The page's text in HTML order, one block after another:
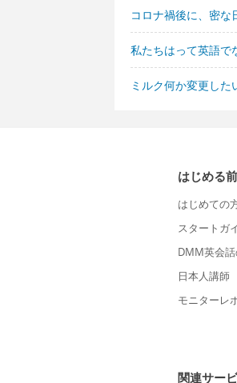
コロナ禍後に、密な
私たちはって英語で
ミルク何か変更し
はじめる
はじめての
スタートガ
DMM英会
日本人講師
モニターレ
関連サー